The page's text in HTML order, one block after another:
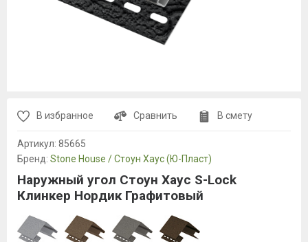
В избранное Сравнить В смету
Артикул: 85665
Бренд: Stone House / Стоун Хаус (Ю-Пласт)
Наружный угол Стоун Хаус S-Lock
Клинкер Нордик Графитовый